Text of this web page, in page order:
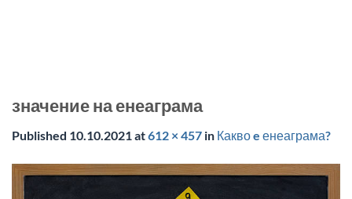
значение на енеаграма
Published 10.10.2021at612 × 457 in Какво e енеаграма?